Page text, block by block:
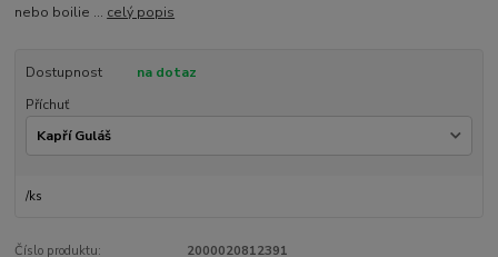
nebo boilie ... celý popis
Dostupnost
na dotaz
Příchuť
/ks
Číslo produktu:
2000020812391